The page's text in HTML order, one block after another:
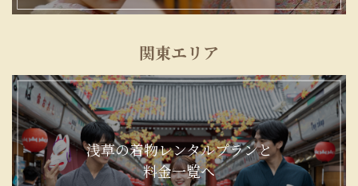
関東エリア
浅草の着物レンタルプランと
料金一覧へ